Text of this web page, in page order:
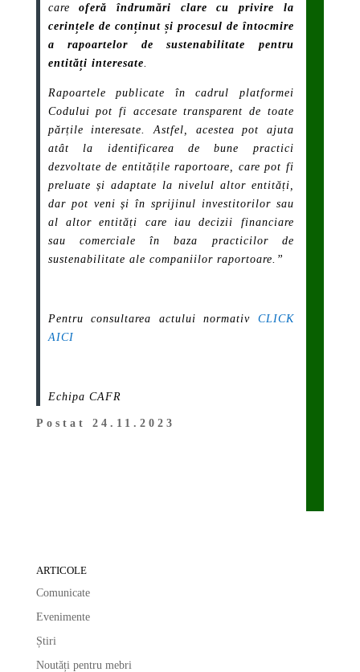
careoferă îndrumări clare cu privire la
cerințele de conținut și procesul de întocmire
a rapoartelor de sustenabilitate pentru
entități interesate
Rapoartele publicate în cadrul platformei
Codului pot fi accesate transparent de toate
părțile interesate. Astfel, acestea pot ajuta
atât la identificarea de bune practici
dezvoltate de entitățile raportoare, care pot fi
preluate și adaptate la nivelul altor entități,
dar pot veni șiîn sprijinul investitorilor sau
al altor entități care iau decizii financiare
sau comerciale în baza practicilor de
sustenabilitate ale companiilor raportoare .”
Pentru consultarea actului normativ CLICK
AICI
Echipa CAFR
Postat 24.11.2023
ARTICOLE
Comunicate
Evenimente
Știri
Noutăți pentru mebri